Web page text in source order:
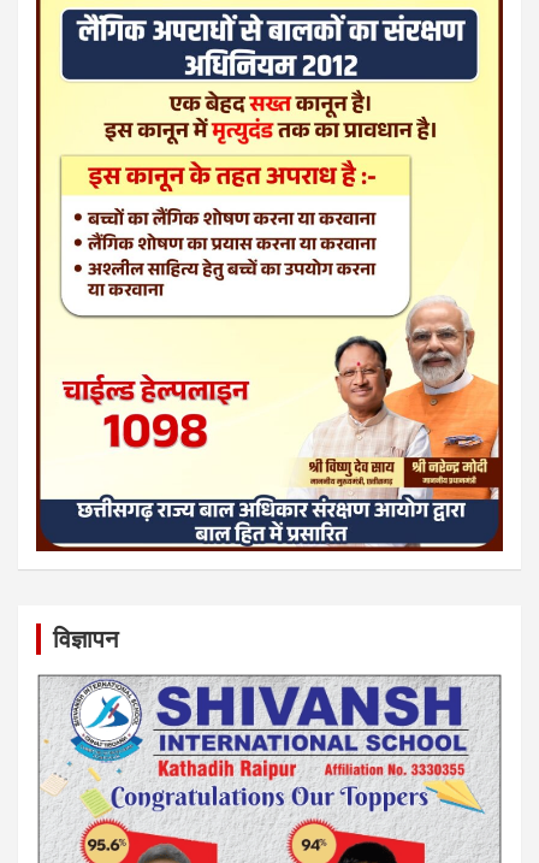
विज्ञापन